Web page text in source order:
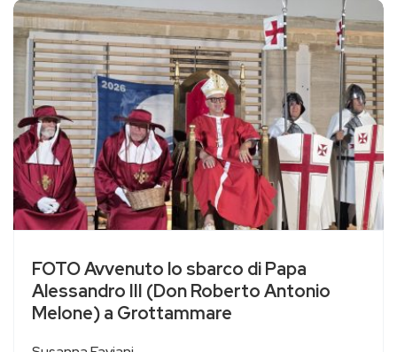
FOTO Avvenuto lo sbarco di Papa
Alessandro III (Don Roberto Antonio
Melone) a Grottammare